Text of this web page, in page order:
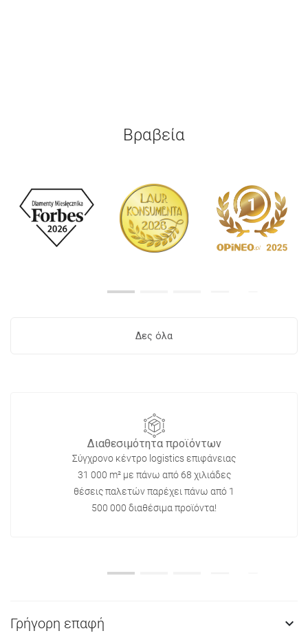
Βραβεία
Δες όλα
Διαθεσιμότητα προϊόντων
Σύγχρονο κέντρο logistics επιφάνειας
31 000 m² με πάνω από 68 χιλιάδες
θέσεις παλετών παρέχει πάνω από 1
500 000 διαθέσιμα προϊόντα!
Γρήγορη επαφή 